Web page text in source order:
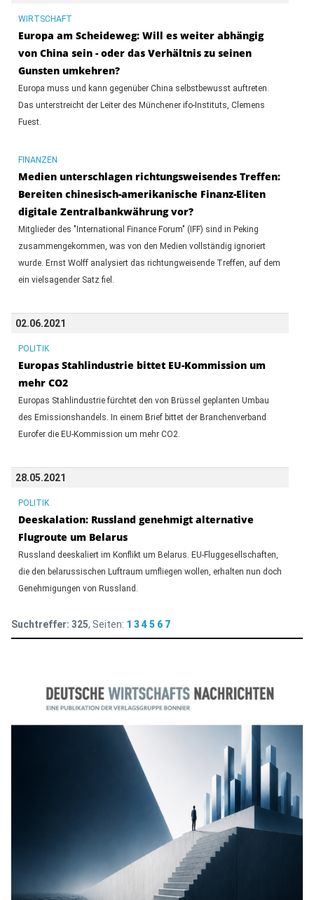
WIRTSCHAFT
Europa am Scheideweg: Will es weiter abhängig
von China sein - oder das Verhältnis zu seinen
Gunsten umkehren?
Europa muss und kann gegenüber China selbstbewusst auftreten.
Das unterstreicht der Leiter des Münchener ifo-Instituts, Clemens
Fuest.
FINANZEN
Medien unterschlagen richtungsweisendes Treffen:
Bereiten chinesisch-amerikanische Finanz-Eliten
digitale Zentralbankwährung vor?
Mitglieder des "International Finance Forum" (IFF) sind in Peking
zusammengekommen, was von den Medien vollständig ignoriert
wurde. Ernst Wolff analysiert das richtungweisende Treffen, auf dem
ein vielsagender Satz fiel.
02.06.2021
POLITIK
Europas Stahlindustrie bittet EU-Kommission um
mehr CO2
Europas Stahlindustrie fürchtet den von Brüssel geplanten Umbau
des Emissionshandels. In einem Brief bittet der Branchenverband
Eurofer die EU-Kommission um mehr CO2.
28.05.2021
POLITIK
Deeskalation: Russland genehmigt alternative
Flugroute um Belarus
Russland deeskaliert im Konflikt um Belarus. EU-Fluggesellschaften,
die den belarussischen Luftraum umfliegen wollen, erhalten nun doch
Genehmigungen von Russland.
Suchtreffer: 325, Seiten: 1 3 4 5 6 7